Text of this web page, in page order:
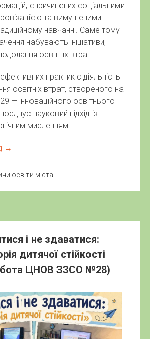
спричинених соціальними
та вимушеними
навчанні. Саме тому
набувають ініціативи,
освітніх втрат.
практик є діяльність
освітніх втрат, створеного на
— інноваційного освітнього
науковий підхід із
мисленням.
→
освіти міста
і не здаватися:
дитячої стійкості
ЦНОВ ЗЗСО №28)